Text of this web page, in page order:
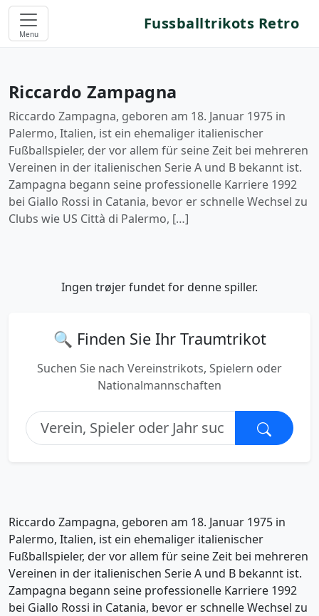
Menu
Fussballtrikots Retro
Riccardo Zampagna
Riccardo Zampagna, geboren am 18. Januar 1975 in
Palermo, Italien, ist ein ehemaliger italienischer
Fußballspieler, der vor allem für seine Zeit bei mehreren
Vereinen in der italienischen Serie A und B bekannt ist.
Zampagna begann seine professionelle Karriere 1992
bei Giallo Rossi in Catania, bevor er schnelle Wechsel zu
Clubs wie US Città di Palermo, […]
Ingen trøjer fundet for denne spiller.
🔍 Finden Sie Ihr Traumtrikot
Suchen Sie nach Vereinstrikots, Spielern oder
Nationalmannschaften
Riccardo Zampagna, geboren am 18. Januar 1975 in
Palermo, Italien, ist ein ehemaliger italienischer
Fußballspieler, der vor allem für seine Zeit bei mehreren
Vereinen in der italienischen Serie A und B bekannt ist.
Zampagna begann seine professionelle Karriere 1992
bei Giallo Rossi in Catania, bevor er schnelle Wechsel zu